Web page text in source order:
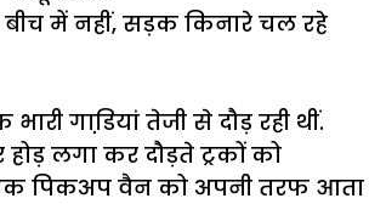
बीच में नहीं, सड़क किनारे चल रहे
भारी गाडि़यां तेजी से दौड़ रही थीं.
होड़ लगा कर दौड़ते ट्रकों को
पिकअप वैन को अपनी तरफ आता